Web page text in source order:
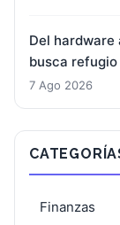
Del
busca refugio
7 Ago 2026
Finanzas